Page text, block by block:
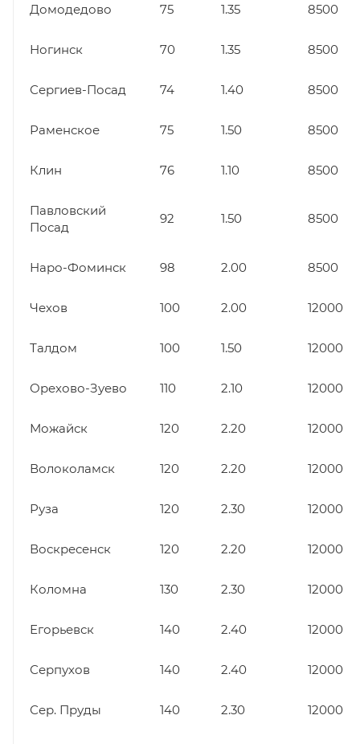
Домодедово 75 1.35 8500
Ногинск 70 1.35 8500
Сергиев-Посад 74 1.40 8500
Раменское 75 1.50 8500
Клин 76 1.10 8500
Павловский
Посад
92 1.50 8500
Наро-Фоминск 98 2.00 8500
Чехов 100 2.00 12000
Талдом 100 1.50 12000
Орехово-Зуево 110 2.10 12000
Можайск 120 2.20 12000
Волоколамск 120 2.20 12000
Руза 120 2.30 12000
Воскресенск 120 2.20 12000
Коломна 130 2.30 12000
Егорьевск 140 2.40 12000
Серпухов 140 2.40 12000
Сер. Пруды 140 2.30 12000